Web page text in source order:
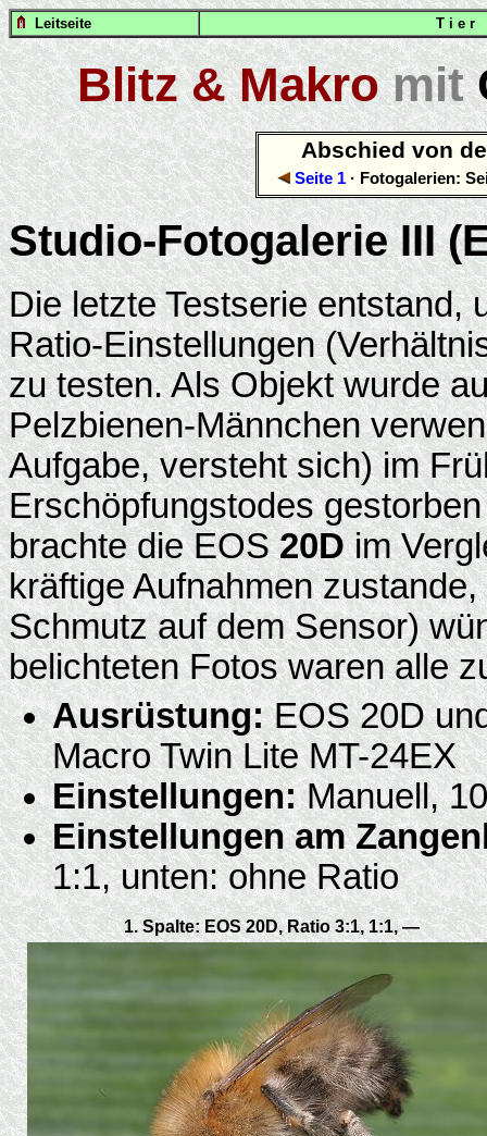
Leitseite T i e r
Blitz & Makromit
Abschied von
Seite 1 · Fotogalerien:
Studio-Fotogalerie III
Die letzte Testserie entstand,
Ratio-Einstellungen
zu testen. Als Objekt wurde
Pelzbienen-Männchen
Aufgabe, versteht sich) im
Erschöpfungstodes
brachte die EOS20Dim
kräftige Aufnahmen
Schmutz auf dem Sensor)
belichteten Fotos waren alle
Ausrüstung:EOS 20D
Macro Twin Lite MT-24EX
Einstellungen:Manuell,
Einstellungen am
1:1, unten: ohne Ratio
1. Spalte: EOS 20D, Ratio 3:1, 1:1, —